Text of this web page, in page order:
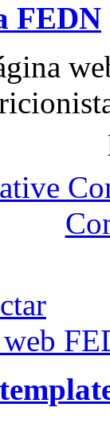
FEDN